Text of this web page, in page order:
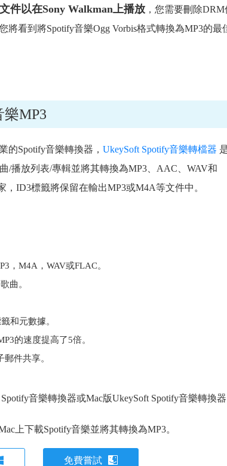
件以在Sony Walkman上播放 ，您需要刪除
將看到將Spotify音樂Ogg Vorbis格式轉換為MP3的最
MP3
的Spotify音樂轉換器， UkeySoft Spotify音樂轉檔器
/播放列表/專輯並將其轉換為MP3、AAC、WAV和
，ID3標籤將保留在輸出MP3或M4A等文件中。
，M4A，WAV或FLAC。
曲。
和元數據。
的速度提高了5倍。
件共享。
音樂轉換器或Mac版UkeySoft Spotify音樂轉換
上下載Spotify音樂並將其轉換為MP3。
免費嘗試